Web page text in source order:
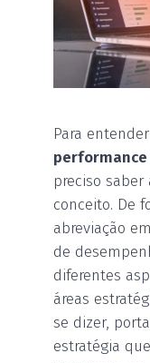
Para
performance
preciso
conceito. De
abreviação
de
diferentes
áreas
se dizer,
estratégia